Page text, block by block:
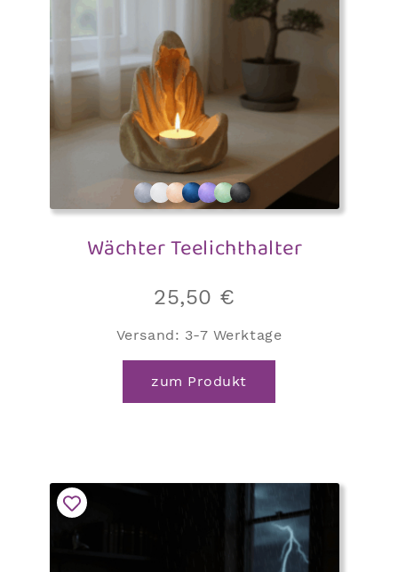
Wächter Teelichthalter
25,50 €
Versand: 3-7 Werktage
zum Produkt